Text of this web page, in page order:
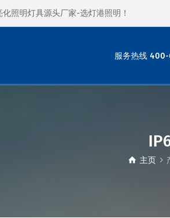
照明灯具源头厂家-选灯港照明！
服务热线
主页